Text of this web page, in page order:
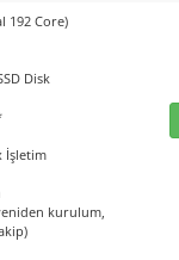
192 Core)
Disk
İşletim
kurulum,